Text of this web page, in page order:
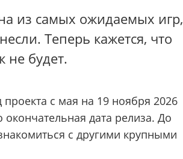
из самых ожидаемых игр,
Теперь кажется, что
не будет.
проекта с мая на 19 ноября 2026
дата релиза. До
с другими крупными